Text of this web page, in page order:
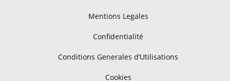
Mentions Legales
Confidentialité
Conditions Generales d’Utilisations
Cookies